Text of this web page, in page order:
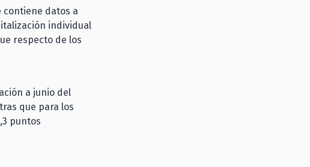
contiene datos a
individual
respecto de los
a junio del
que para los
puntos